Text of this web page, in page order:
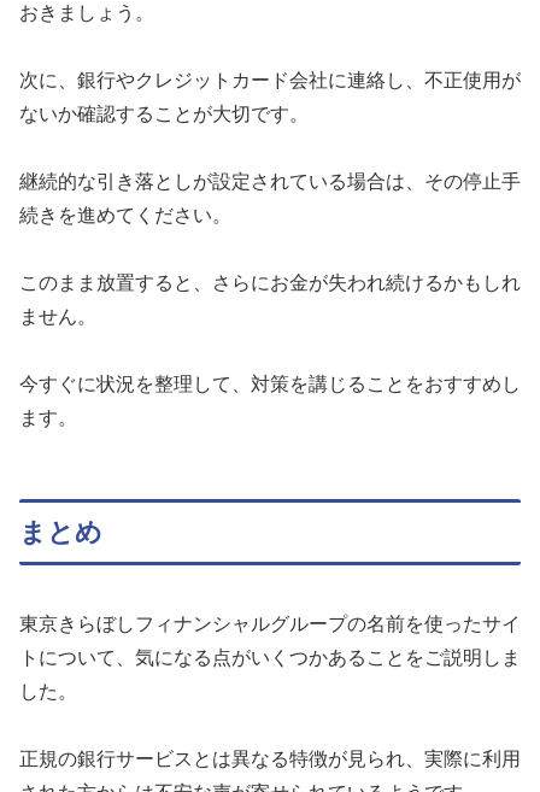
おきましょう。
次に、銀行やクレジットカード会社に連絡し、不正使用が
ないか確認することが大切です。
継続的な引き落としが設定されている場合は、その停止手
続きを進めてください。
このまま放置すると、さらにお金が失われ続けるかもしれ
ません。
今すぐに状況を整理して、対策を講じることをおすすめし
ます。
まとめ
東京きらぼしフィナンシャルグループの名前を使ったサイ
トについて、気になる点がいくつかあることをご説明しま
した。
正規の銀行サービスとは異なる特徴が見られ、実際に利用